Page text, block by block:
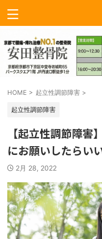
HOME > 起立性調節障害 >
起立性調節障害
【起立性調節障害
にお願いしたらい
2月 28, 2022